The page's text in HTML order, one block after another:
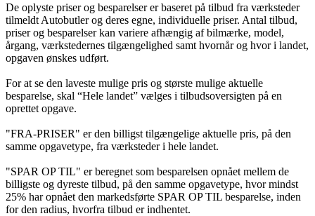
De oplyste priser og besparelser er baseret på tilbud fra værksteder
tilmeldt Autobutler og deres egne, individuelle priser. Antal tilbud,
priser og besparelser kan variere afhængig af bilmærke, model,
årgang, værkstedernes tilgængelighed samt hvornår og hvor i landet,
opgaven ønskes udført.
For at se den laveste mulige pris og største mulige aktuelle
besparelse, skal “Hele landet” vælges i tilbudsoversigten på en
oprettet opgave.
"FRA-PRISER" er den billigst tilgængelige aktuelle pris, på den
samme opgavetype, fra værksteder i hele landet.
"SPAR OP TIL" er beregnet som besparelsen opnået mellem de
billigste og dyreste tilbud, på den samme opgavetype, hvor mindst
25% har opnået den markedsførte SPAR OP TIL besparelse, inden
for den radius, hvorfra tilbud er indhentet.